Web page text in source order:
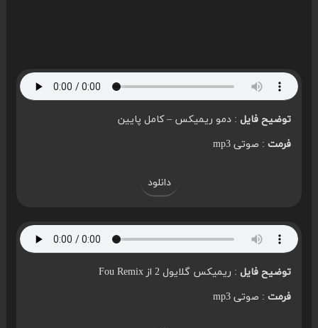
توضیح فایل: دمو ریمیکس – کامل پایین
فرمت: صوتی mp3
دانلود
توضیح فایل: ریمیکس گلایول 2 از Fou Remix
فرمت: صوتی mp3